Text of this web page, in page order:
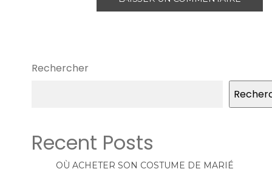
Rechercher
Recent Posts
OÙ ACHETER SON COSTUME DE MARIÉ